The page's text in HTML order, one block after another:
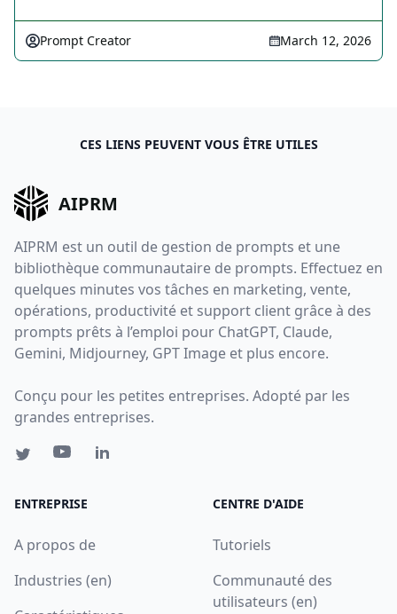
Prompt Creator March 12, 2026
CES LIENS PEUVENT VOUS ÊTRE UTILES
AIPRM
AIPRM est un outil de gestion de prompts et une
bibliothèque communautaire de prompts. Effectuez en
quelques minutes vos tâches en marketing, vente,
opérations, productivité et support client grâce à des
prompts prêts à l’emploi pour ChatGPT, Claude,
Gemini, Midjourney, GPT Image et plus encore.
Conçu pour les petites entreprises. Adopté par les
grandes entreprises.
ENTREPRISE
A propos de
Industries (en)
CENTRE D'AIDE
Tutoriels
Communauté des
utilisateurs (en)